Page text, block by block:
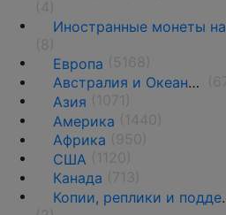
Иностранные монеты на вес
Европа
Австралия и Океания
Азия
Америка
Африка
США
Канада
Копии, реплики и подделки